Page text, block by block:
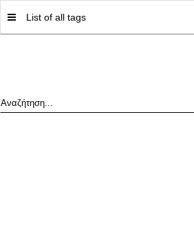
MY|PODCASTS BY
List of all tags